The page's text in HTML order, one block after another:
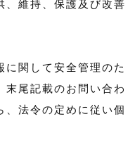
、維持、保護及び改善
に関して安全管理のた
末尾記載のお問い合わ
、法令の定めに従い個